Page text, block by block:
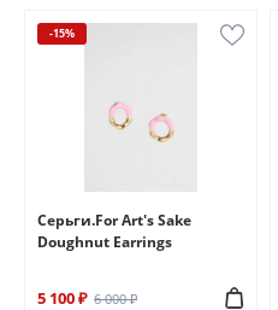
-15%
Серьги.For Art's Sake
Doughnut Earrings
5 100 ₽ 6 000 ₽